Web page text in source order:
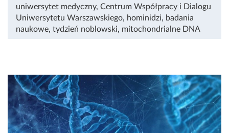
uniwersytet medyczny, Centrum Współpracy i Dialogu
Uniwersytetu Warszawskiego, hominidzi, badania
naukowe, tydzień noblowski, mitochondrialne DNA